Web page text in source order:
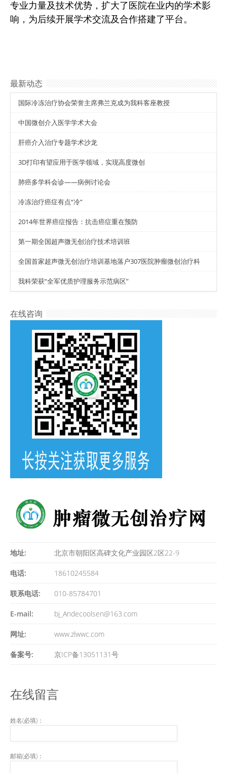
专业力量及技术优势，扩大了医院在业内的学术影
响，为后续开展学术交流及合作搭建了平台。
最新动态
国际冷冻治疗协会荣誉主席弗兰克成为我科客座教授
中国微创介入医学学术大会
肝癌介入治疗专题学术沙龙
3D打印有望应用于医学领域，实现高度微创
肺癌多学科会诊——病例讨论会
冷冻治疗癌症有点“冷”
2014年世界癌症报告：抗击癌症重在预防
第一期全国超声微无创治疗技术培训班
全国首家超声微无创治疗培训基地落户307医院肿瘤微创治疗科
我科荣获“全军优质护理服务示范病区”
在线咨询
地址: 北京市朝阳区高碑文化产业园区2区22-9
电话: 18610245584
联系电话: 010-85784701
E-mail: bj_Andecoolsen@163.com
网址: www.zlwwc.com
备案号: 京ICP备13051131号
在线留言
姓名(必填)：
邮箱(必填)：